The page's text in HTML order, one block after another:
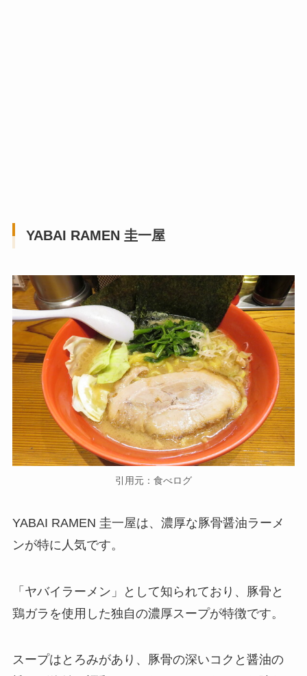
YABAI RAMEN 圭一屋
引用元：食べログ
YABAI RAMEN 圭一屋は、濃厚な豚骨醤油ラーメ
ンが特に人気です。
「ヤバイラーメン」として知られており、豚骨と
鶏ガラを使用した独自の濃厚スープが特徴です。
スープはとろみがあり、豚骨の深いコクと醤油の